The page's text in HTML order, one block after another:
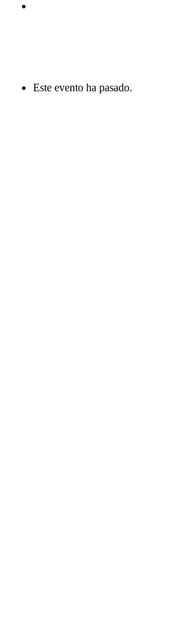
Este evento ha pasado.